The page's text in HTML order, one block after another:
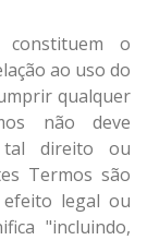
constituem o
ao uso do
qualquer
não deve
tal direito ou
Termos são
legal ou
"incluindo,